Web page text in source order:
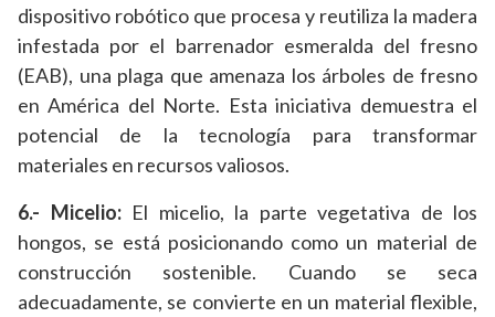
dispositivo robótico que procesa y reutiliza la madera
infestada por el barrenador esmeralda del fresno
(EAB), una plaga que amenaza los árboles de fresno
en América del Norte. Esta iniciativa demuestra el
potencial de la tecnología para transformar
materiales en recursos valiosos.
6.- Micelio:El micelio, la parte vegetativa de los
hongos, se está posicionando como un material de
construcción sostenible. Cuando se seca
adecuadamente, se convierte en un material flexible,